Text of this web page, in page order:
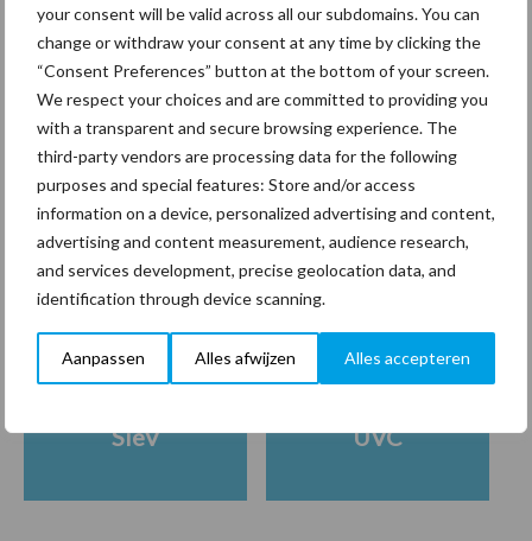
your consent will be valid across all our subdomains. You can
change or withdraw your consent at any time by clicking the
“Consent Preferences” button at the bottom of your screen.
We respect your choices and are committed to providing you
with a transparent and secure browsing experience. The
third-party vendors are processing data for the following
purposes and special features: Store and/or access
information on a device, personalized advertising and content,
advertising and content measurement, audience research,
and services development, precise geolocation data, and
identification through device scanning.
Aanpassen Alles afwijzen Alles accepteren
Hervorming flexibele
arbeidscontracten kent
mitsen en maren
Vakpartners Thema's
SieV UVC